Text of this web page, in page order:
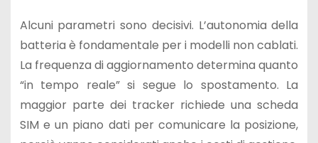
Alcuni parametri sono decisivi. L’autonomia della
batteria è fondamentale per i modelli non cablati.
La frequenza di aggiornamento determina quanto
“in tempo reale” si segue lo spostamento. La
maggior parte dei tracker richiede una scheda
SIM e un piano dati per comunicare la posizione,